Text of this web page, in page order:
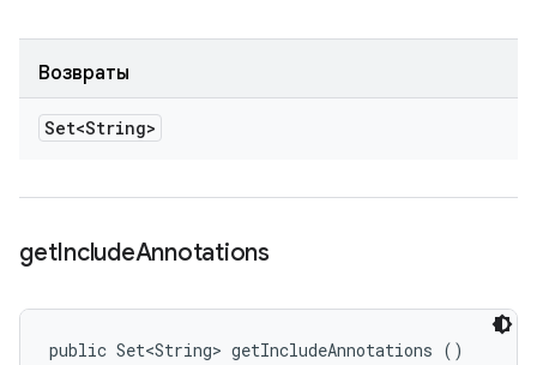
Возвраты
Set<String>
getIncludeAnnotations
public Set<String> getIncludeAnnotations ()